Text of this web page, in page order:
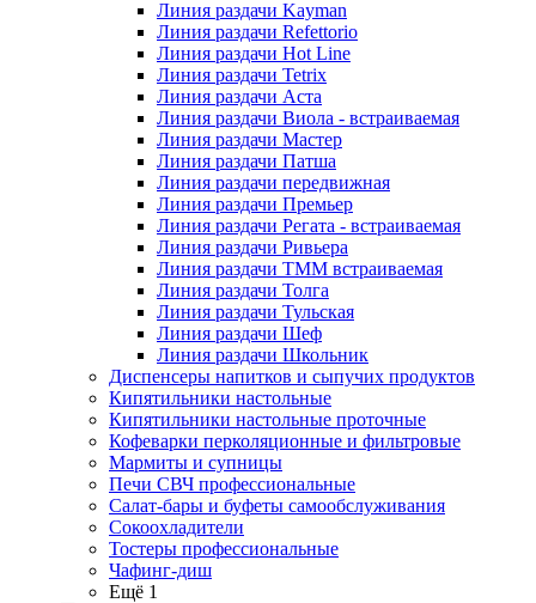
Линия раздачи Kayman
Линия раздачи Refettorio
Линия раздачи Hot Line
Линия раздачи Tetrix
Линия раздачи Аста
Линия раздачи Виола - встраиваемая
Линия раздачи Мастер
Линия раздачи Патша
Линия раздачи передвижная
Линия раздачи Премьер
Линия раздачи Регата - встраиваемая
Линия раздачи Ривьера
Линия раздачи ТММ встраиваемая
Линия раздачи Толга
Линия раздачи Тульская
Линия раздачи Шеф
Линия раздачи Школьник
Диспенсеры напитков и сыпучих продуктов
Кипятильники настольные
Кипятильники настольные проточные
Кофеварки перколяционные и фильтровые
Мармиты и супницы
Печи СВЧ профессиональные
Салат-бары и буфеты самообслуживания
Сокоохладители
Тостеры профессиональные
Чафинг-диш
Ещё 1